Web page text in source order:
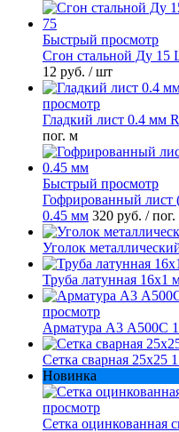
Быстрый просмотр
Сгон стальной Ду 15
12 руб. / шт
просмотр
Гладкий лист 0.4 мм
пог. м
Быстрый просмотр
Гофрированный лист
0.45 мм 320 руб. /
Уголок
Труба латунная 16х1
просмотр
Арматура А3 А500С
Сетка сварная 25х25
Новинка
просмотр
Сетка оцинкованная